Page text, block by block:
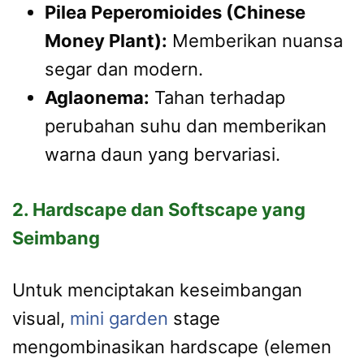
Pilea Peperomioides (Chinese
Money Plant): Memberikan nuansa
segar dan modern.
Aglaonema: Tahan terhadap
perubahan suhu dan memberikan
warna daun yang bervariasi.
2. Hardscape dan Softscape yang
Seimbang
Untuk menciptakan keseimbangan
visual, mini garden stage
mengombinasikan hardscape (elemen